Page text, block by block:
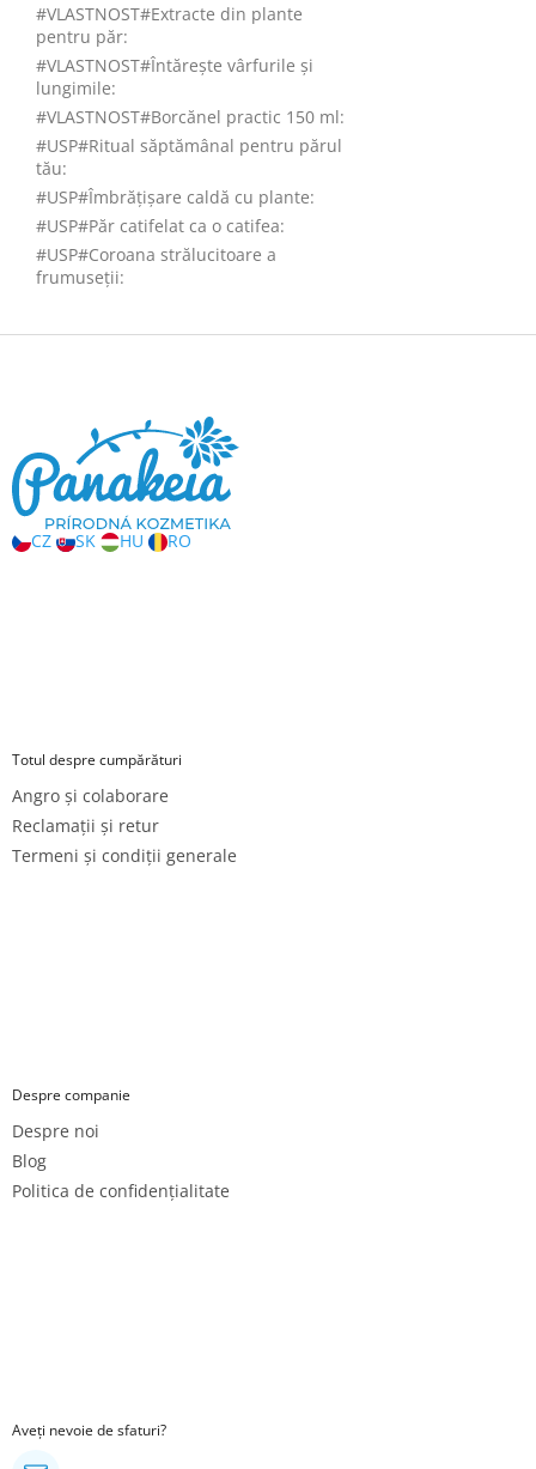
#VLASTNOST#Extracte din plante
pentru păr:
#VLASTNOST#Întărește vârfurile și
lungimile:
#VLASTNOST#Borcănel practic 150 ml:
#USP#Ritual săptămânal pentru părul
tău:
#USP#Îmbrățișare caldă cu plante:
#USP#Păr catifelat ca o catifea:
#USP#Coroana strălucitoare a
frumuseții:
S
CZ SK HU RO
Totul despre cumpărături
Angro și colaborare
Reclamații și retur
Termeni și condiții generale
Despre companie
Despre noi
Blog
Politica de confidențialitate
Aveți nevoie de sfaturi?